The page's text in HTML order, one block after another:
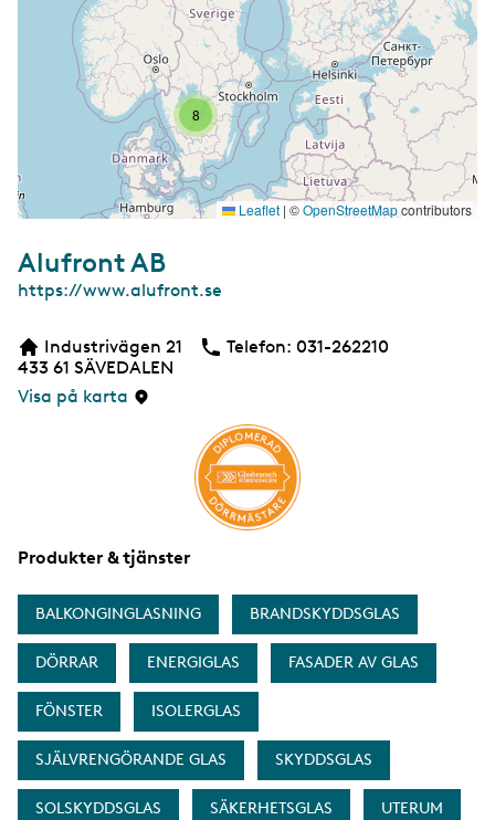
8
Leaflet | ©OpenStreetMapcontributors
Alufront AB
W
b
s
i
https://www.alufront.se
Industrivägen 21
433 61 SÄVEDALEN
Visa på karta
Telefon: Telefon
031-262210
Produkter & tjänster
BALKONGINGLASNING BRANDSKYDDSGLAS
DÖRRAR ENERGIGLAS FASADER AV GLAS
FÖNSTER ISOLERGLAS
SJÄLVRENGÖRANDE GLAS SKYDDSGLAS
SOLSKYDDSGLAS SÄKERHETSGLAS UTERUM